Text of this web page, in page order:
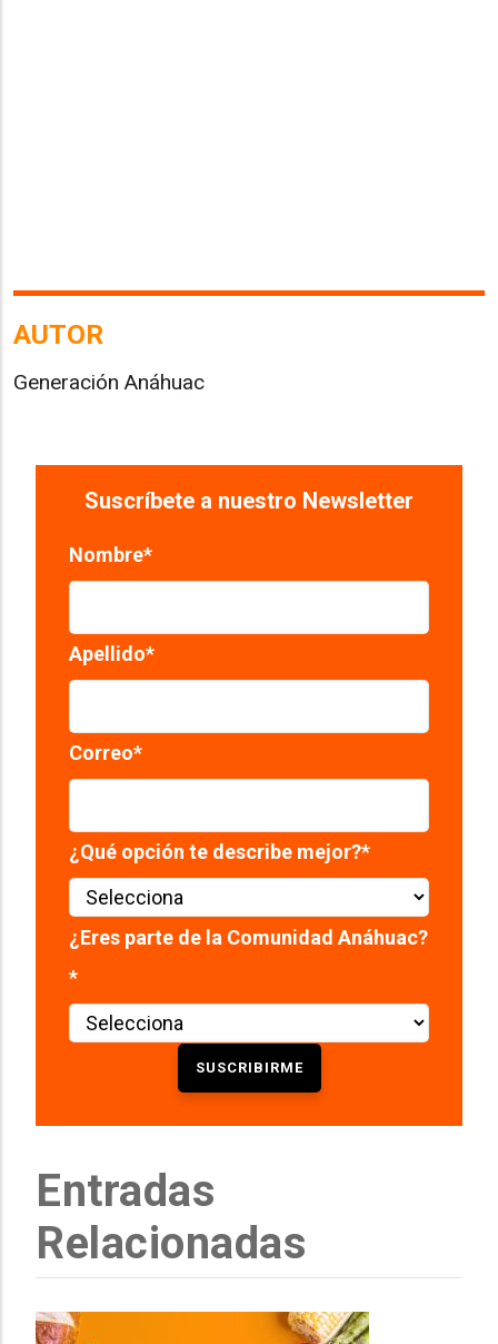
AUTOR
Generación Anáhuac
Suscríbete a nuestro Newsletter
Nombre*
Apellido*
Correo*
¿Qué opción te describe mejor?*
¿Eres parte de la Comunidad Anáhuac?
*
Entradas
Relacionadas